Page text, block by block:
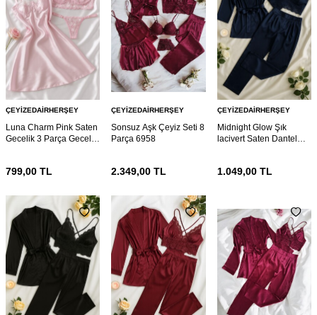
ÇEYIZEDAIRHERŞEY
Luna Charm Pink Saten
Gecelik 3 Parça Gecelik
799,00 TL
ÇEYIZEDAIRHERŞEY
Sonsuz Aşk Çeyiz Seti 8
Parça 6958
2.349,00 TL
ÇEYIZEDAIRHERŞEY
Midnight Glow Şık
lacivert Saten Dantel
1.049,00TL